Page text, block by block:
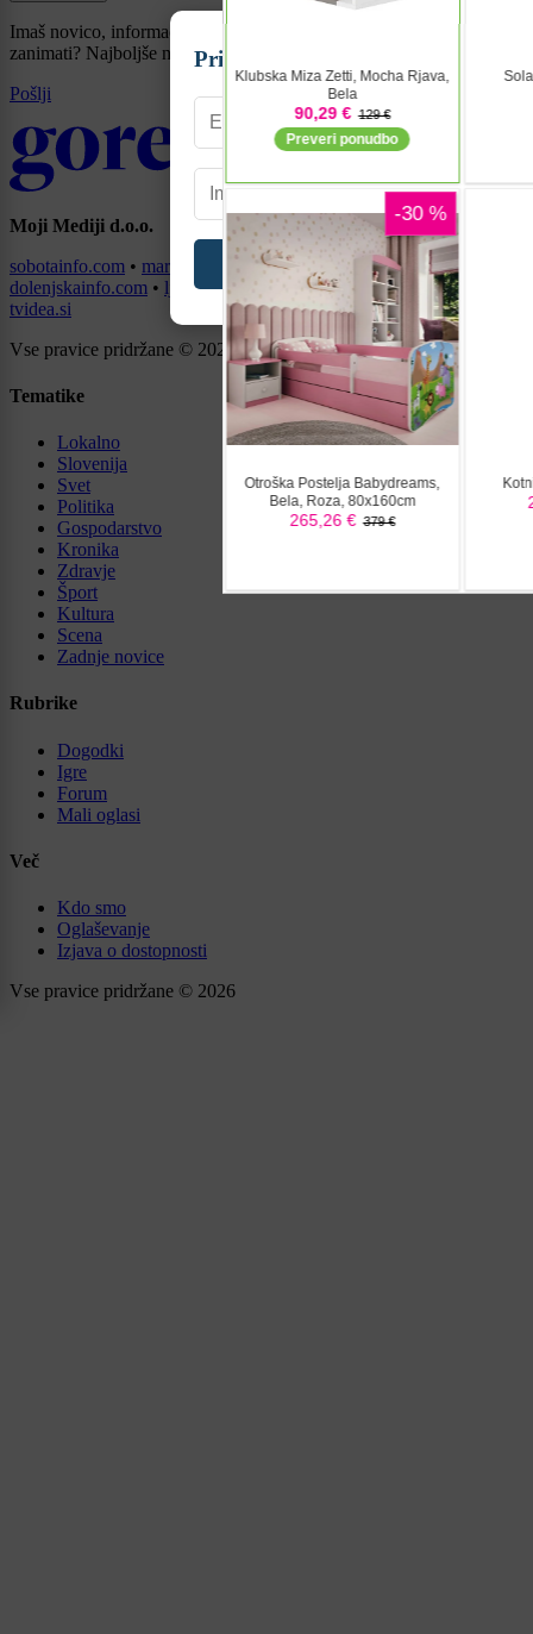
Imaš novico, informacijo, fotografijo ali video, ki bi nas utegnila
zanimati? Najboljše nagradimo.
Pošlji
Moji Mediji d.o.o.
sobotainfo.com • mariborinfo.com•ptujinfo.com•pomurec.com
dolenjskainfo.com • ljubljanainfo.com •gorenjskainfo.com•
tvidea.si
Vse pravice pridržane © 2026
Tematike
Lokalno
Slovenija
Svet
Politika
Gospodarstvo
Kronika
Zdravje
Šport
Kultura
Scena
Zadnje novice
Rubrike
Dogodki
Igre
Forum
Mali oglasi
Več
Kdo smo
Oglaševanje
Izjava o dostopnosti
Vse pravice pridržane © 2026
Prijavi se na cajtng